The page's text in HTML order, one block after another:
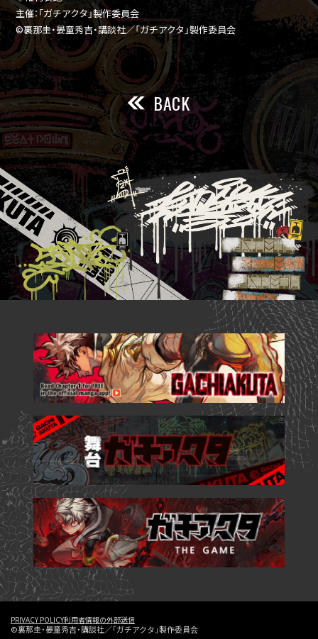
主催：「ガチアクタ」製作委員会
©裏那圭・晏童秀吉・講談社／「ガチアクタ」製作委員会
BACK
PRIVACY POLICY利用者情報の外部送信
©裏那圭・晏童秀吉・講談社／「ガチアクタ」製作委員会